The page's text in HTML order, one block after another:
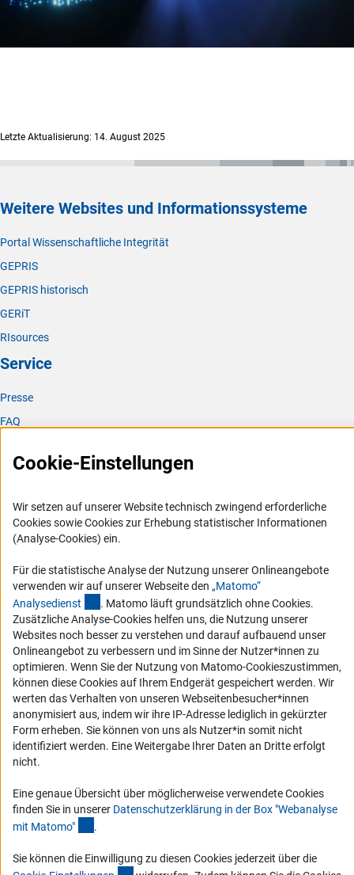
Letzte Aktualisierung: 14. August 2025
Weitere Websites und Informationssysteme
Portal Wissenschaftliche Integrität
GEPRIS
GEPRIS historisch
GERiT
RIsources
Service
Presse
FAQ
Logo und Corporate Design
Compliance
Vergabeverfahren
Barrierefreiheit
Service und Informationen für Menschen mit Behinderungen
Erklärung zur Barrierefreiheit
Barriere melden
DFG-aktuell
Erhalten Sie Neuigkeiten aus der DFG direkt in Ihr Mailpostfach oder
schauen Sie sich die Ausgaben online an.
Impressum Datenschutz Cookie-Einstellungen
Kontakt
Cookie-Einstellungen
Wir setzen auf unserer Website technisch zwingend erforderliche
Cookies sowie Cookies zur Erhebung statistischer Informationen
(Analyse-Cookies) ein.
Für die statistische Analyse der Nutzung unserer Onlineangebote
verwenden wir auf unserer Webseite den „Matomo“
Analysedienst (externer Link)
. Matomo läuft grundsätzlich ohne Cookies.
Zusätzliche Analyse-Cookies helfen uns, die Nutzung unserer
Websites noch besser zu verstehen und darauf aufbauend unser
Onlineangebot zu verbessern und im Sinne der Nutzer*innen zu
optimieren. Wenn Sie der Nutzung von Matomo-Cookieszustimmen,
können diese Cookies auf Ihrem Endgerät gespeichert werden. Wir
werten das Verhalten von unseren Webseitenbesucher*innen
anonymisiert aus, indem wir ihre IP-Adresse lediglich in gekürzter
Form erheben. Sie können von uns als Nutzer*in somit nicht
identifiziert werden. Eine Weitergabe Ihrer Daten an Dritte erfolgt
nicht.
Eine genaue Übersicht über möglicherweise verwendete Cookies
finden Sie in unserer Datenschutzerklärung in der Box "Webanalyse
mit Matomo" .
Sie können die Einwilligung zu diesen Cookies jederzeit über die